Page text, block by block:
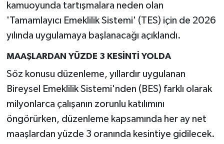
kamuoyunda tartışmalara neden olan
'Tamamlayıcı Emeklilik Sistemi' (TES) için de 2026
yılında uygulamaya başlanacağı açıklandı.
MAAŞLARDAN YÜZDE 3 KESİNTİ YOLDA
Söz konusu düzenleme, yıllardır uygulanan
Bireysel Emeklilik Sistemi'nden (BES) farklı olarak
milyonlarca çalışanın zorunlu katılımını
öngörürken, düzenleme kapsamında her ay net
maaşlardan yüzde 3 oranında kesintiye gidilecek.